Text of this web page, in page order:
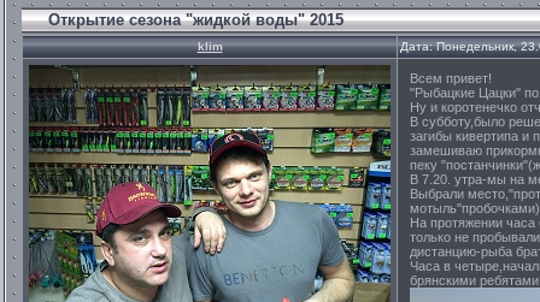
Открытие сезона "жидкой воды" 2015
klim Дата: Понедельник,
Всем привет!
"Рыбацкие Цацки"
Ну и коротенечко
В субботу,было
загибы кивертипа и
замешиваю
пеку
В 7.20. утра-мы на
Выбрали
мотыль"пробочками)
На протяжении часа
только не
дистанцию-рыба
Часа в
брянскими